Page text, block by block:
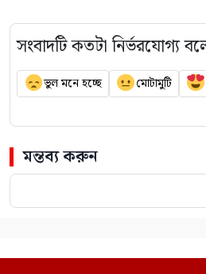
সংবাদটি কতটা নির্ভরযোগ্য
ভুল মনে হচ্ছে মোটামুটি
মন্তব্য করুন